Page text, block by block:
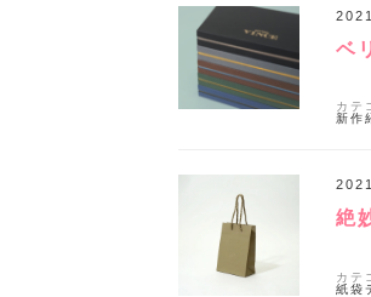
ベ
カテ
新作
絶
カテ
紙袋